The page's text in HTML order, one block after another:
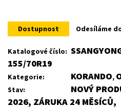
was:
4
Dostupnost Odesíláme
Katalogové číslo:
155/70R19
Kategorie: KORANDO,
Stav:
NOVÝ
2026, ZÁRUKA 24 MĚSÍCŮ,